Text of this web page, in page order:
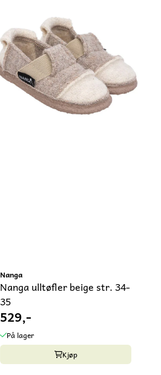
Nanga
Nanga ulltøfler beige str. 34-
35
529,-
På lager
Kjøp